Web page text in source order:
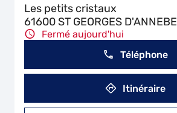
Les petits cristaux
61600 ST GEORGES
Fermé aujourd'hui
Téléphone
Itinéraire